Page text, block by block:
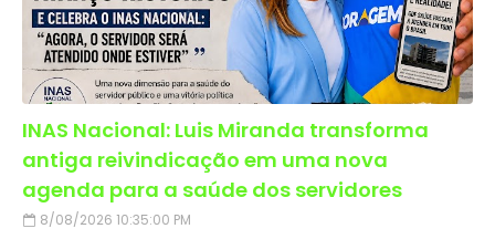
INAS Nacional: Luis Miranda transforma
antiga reivindicação em uma nova
agenda para a saúde dos servidores
8/08/2026 10:35:00 PM